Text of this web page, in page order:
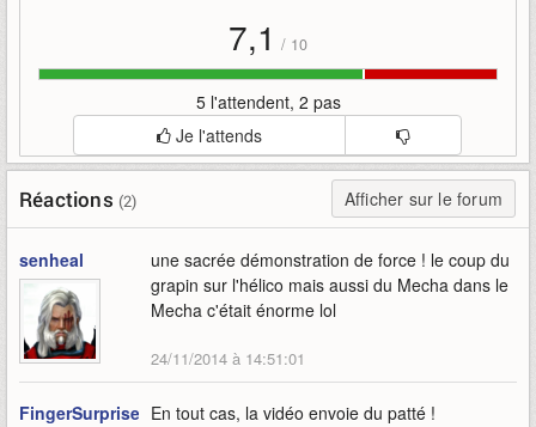
7,1 / 10
5 l'attendent, 2 pas
Je l'attends
Réactions (2) Afficher sur le forum
senheal
une sacrée démonstration de force ! le coup du
grapin sur l'hélico mais aussi du Mecha dans le
Mecha c'était énorme lol
24/11/2014 à 14:51:01
FingerSurprise En tout cas, la vidéo envoie du patté !